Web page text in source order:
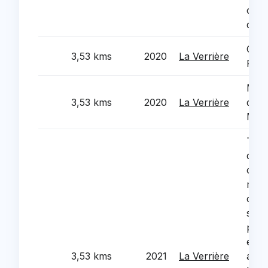
du
3,53 kms 2020 La Verrière
3,53 kms 2020 La Verrière
3,53 kms 2021 La Verrière
de
et